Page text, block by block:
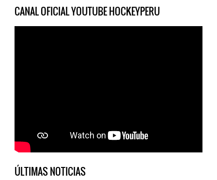
CANAL OFICIAL YOUTUBE HOCKEYPERU
ÚLTIMAS NOTICIAS